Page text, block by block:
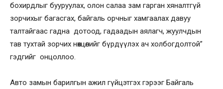
бохирдлыг бууруулах, олон салаа зам гарган хяналтгүй
зорчихыг багасгах, байгаль орчныг хамгаалах давуу
талтайгаас гадна дотоод, гадаадын аялагч, жуулчдын
тав тухтай зорчих нөхцөлийг бүрдүүлэх ач холбогдолтой”
гэдгийг онцоллоо.
Авто замын барилгын ажил гүйцэтгэх гэрээг Байгаль